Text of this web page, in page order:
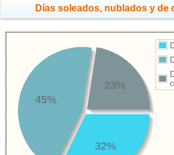
Días soleados, nublados y de
32%
45%
23%